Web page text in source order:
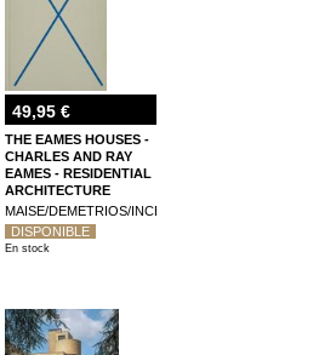
49,95 €
THE EAMES HOUSES -
CHARLES AND RAY
EAMES - RESIDENTIAL
ARCHITECTURE
MAISE/DEMETRIOS/INCE
DISPONIBLE
En stock